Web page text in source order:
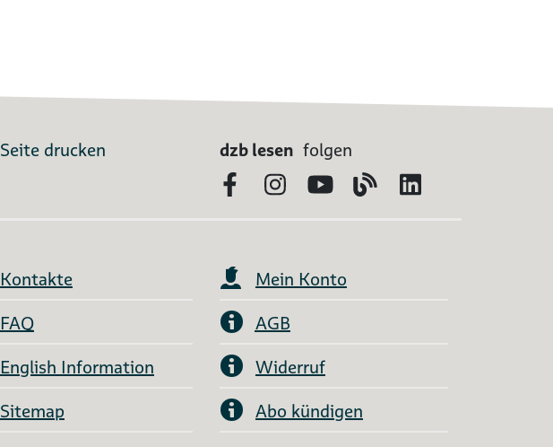
Seite drucken dzb lesen folgen
FacebookInstagram
YouTubeBlog
Kontakte
Mein Konto
FAQ
AGB
English Information
Widerruf
Sitemap Abo kündigen